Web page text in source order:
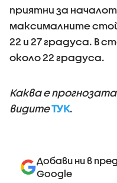
приятни за
максималните
22 и 27 градуса. В
около 22 градуса.
Каква е
видитеТУК.
Добави ни в
Google